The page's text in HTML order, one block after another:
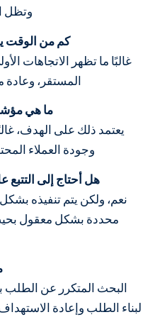
وتظل
كم من الوقت
المستقر،
ما هي
وجودة العملاء
هل أحتاج إلى
نعم، ولكن يتم تنفيذه
محددة بشكل معقول
البحث المتكرر عن الطلب
لبناء الطلب وإعادة